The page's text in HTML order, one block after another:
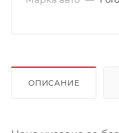
ОПИСАНИЕ